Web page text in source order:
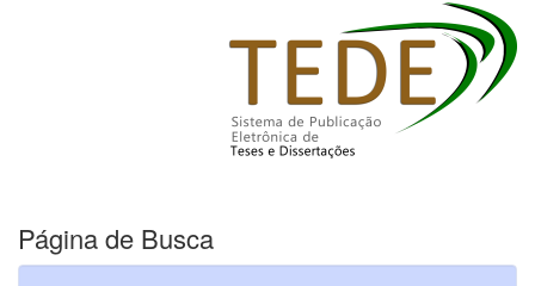
Página de Busca